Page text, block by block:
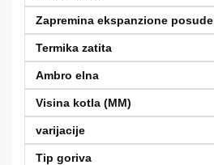
Zapremina ekspanzione posude
Termika zatita
Ambro elna
Visina kotla (MM)
varijacije
Tip goriva